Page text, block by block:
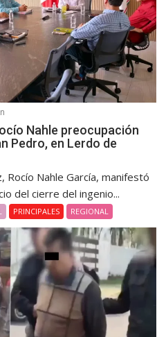
Nahle preocupación
Pedro, en Lerdo de
Rocío Nahle García, manifestó
del cierre del ingenio...
PRINCIPALES REGIONAL